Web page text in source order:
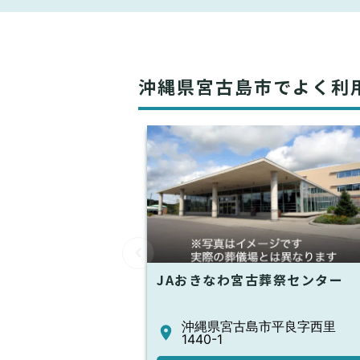
沖縄県宮古島市でよく利
JAおきなわ宮古葬祭センター
沖縄県宮古島市平良字西里
1440-1